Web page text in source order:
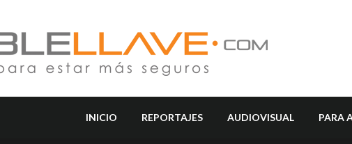
INICIO REPORTAJES AUDIOVISUAL PARA